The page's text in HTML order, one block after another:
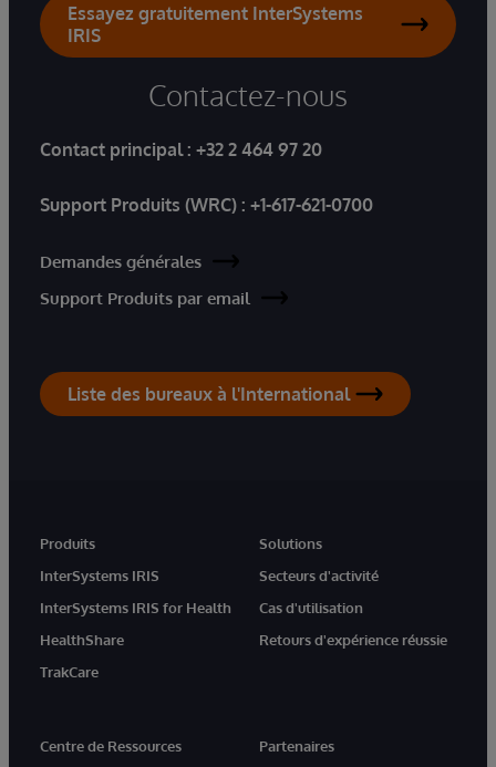
Essayez gratuitement InterSystems
IRIS
Contactez-nous
Contact principal : +32 2 464 97 20
Support Produits (WRC) : +1-617-621-0700
Demandes générales
Support Produits par email
Liste des bureaux à l'International
Produits
InterSystems IRIS
InterSystems IRIS for Health
HealthShare
TrakCare
Solutions
Secteurs d'activité
Cas d'utilisation
Retours d'expérience réussie
Centre de Ressources
Partenaires